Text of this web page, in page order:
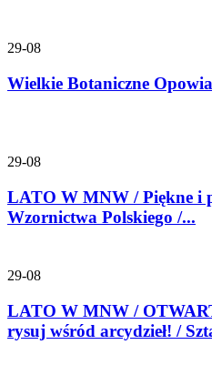
29-08
Wielkie Botaniczne
29-08
LATO W MNW / Piękne i
Wzornictwa Polskiego /...
29-08
LATO W MNW /
rysuj wśród arcydzieł! /